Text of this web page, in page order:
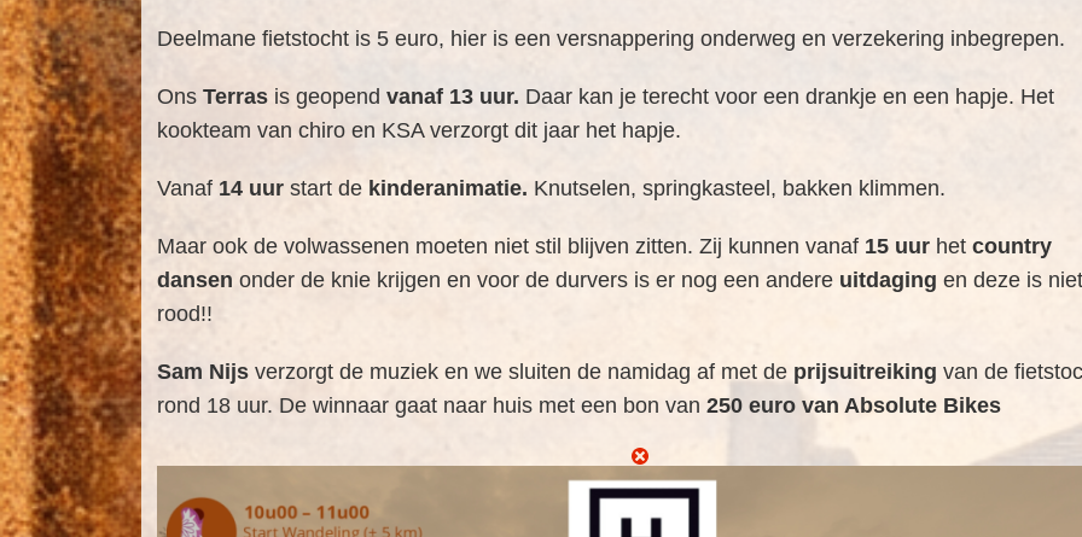
Deelmane fietstocht is 5 euro, hier is een versnappering onderweg en verzekering inbegrepen.
Ons Terrasis geopend vanaf 13 uur. Daar kan je terecht voor een drankje en een hapje. Het
kookteam van chiro en KSA verzorgt dit jaar het hapje.
Vanaf 14 uurstart de kinderanimatie. Knutselen, springkasteel, bakken klimmen.
Maar ook de volwassenen moeten niet stil blijven zitten. Zij kunnen vanaf 15 uurhet country
dansen onder de knie krijgen en voor de durvers is er nog een andere uitdaging en deze is niet
rood!!
Sam Nijsverzorgt de muziek en we sluiten de namidag af met de prijsuitreiking van de
rond 18 uur. De winnaar gaat naar huis met een bon van 250 euro van Absolute Bikes